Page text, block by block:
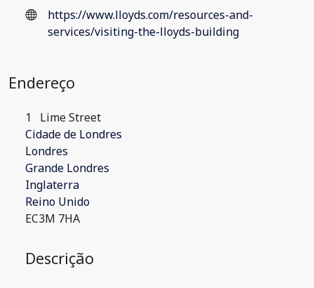
https://www.lloyds.com/resources-and-
services/visiting-the-lloyds-building
Endereço
1
Lime Street
Cidade de Londres
Londres
Grande Londres
Inglaterra
Reino Unido
EC3M 7HA
Descrição